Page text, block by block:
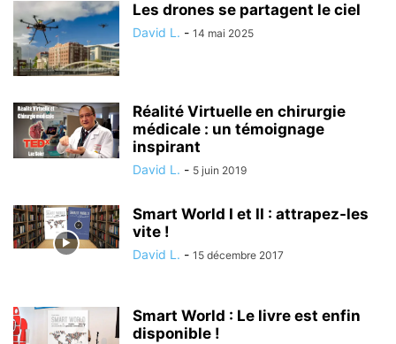
Les drones se partagent le ciel
David L. - 14 mai 2025
Réalité Virtuelle en chirurgie
médicale : un témoignage
inspirant
David L. - 5 juin 2019
Smart World I et II : attrapez-les
vite !
David L. - 15 décembre 2017
Smart World : Le livre est enfin
disponible !